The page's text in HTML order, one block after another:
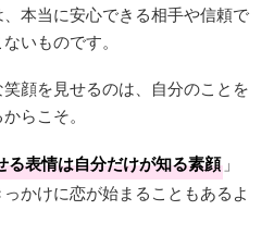
本当に安心できる相手や信頼で
いものです。
顔を見せるのは、自分のことを
らこそ。
る表情は自分だけが知る素顔 」
かけに恋が始まることもあるよ